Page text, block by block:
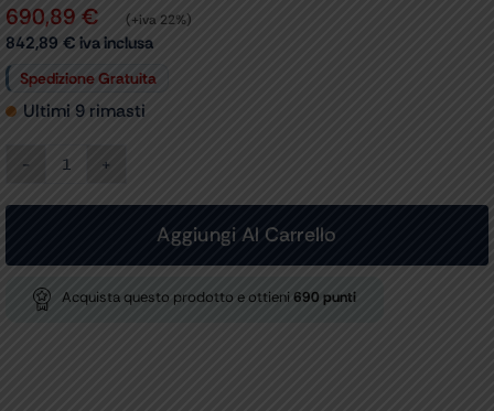
690,89 € (+iva 22%)
842,89 € iva inclusa
Spedizione Gratuita
Ultimi 9 rimasti
VETRINA
ANTE
ripiani
quantità
Aggiungi Al Carrello
Acquista questo prodotto e ottieni 690 punti